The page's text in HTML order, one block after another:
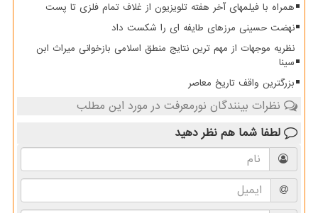
همراه با فیلمهای آخر هفته تلویزیون از غلاف تمام فلزی تا پست
نهضت حسینی مرزهای طایفه ای را شکست داد
نظریه موجهات از مهم ترین نتایج منطق اسلامی بازخوانی میراث ابن
سینا
بزرگترین واقف تاریخ معاصر
نظرات بینندگان نورمعرفت در مورد این مطلب
لطفا شما هم نظر دهید